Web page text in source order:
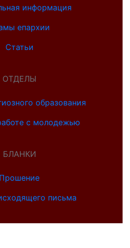
информация
епархии
Статьи
ОТДЕЛЫ
образования
с молодежью
БЛАНКИ
Прошение
письма